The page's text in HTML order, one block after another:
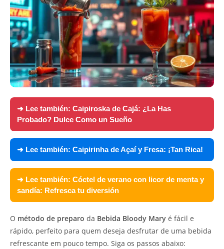
➜ Lee también: Caipiroska de Cajá: ¿La Has
Probado? Dulce Como un Sueño
➜ Lee también: Caipirinha de Açaí y Fresa: ¡Tan Rica!
➜ Lee también: Cóctel de verano con licor de menta y
sandía: Refresca tu diversión
O método de preparo da Bebida Bloody Mary é fácil e
rápido, perfeito para quem deseja desfrutar de uma bebida
refrescante em pouco tempo. Siga os passos abaixo: